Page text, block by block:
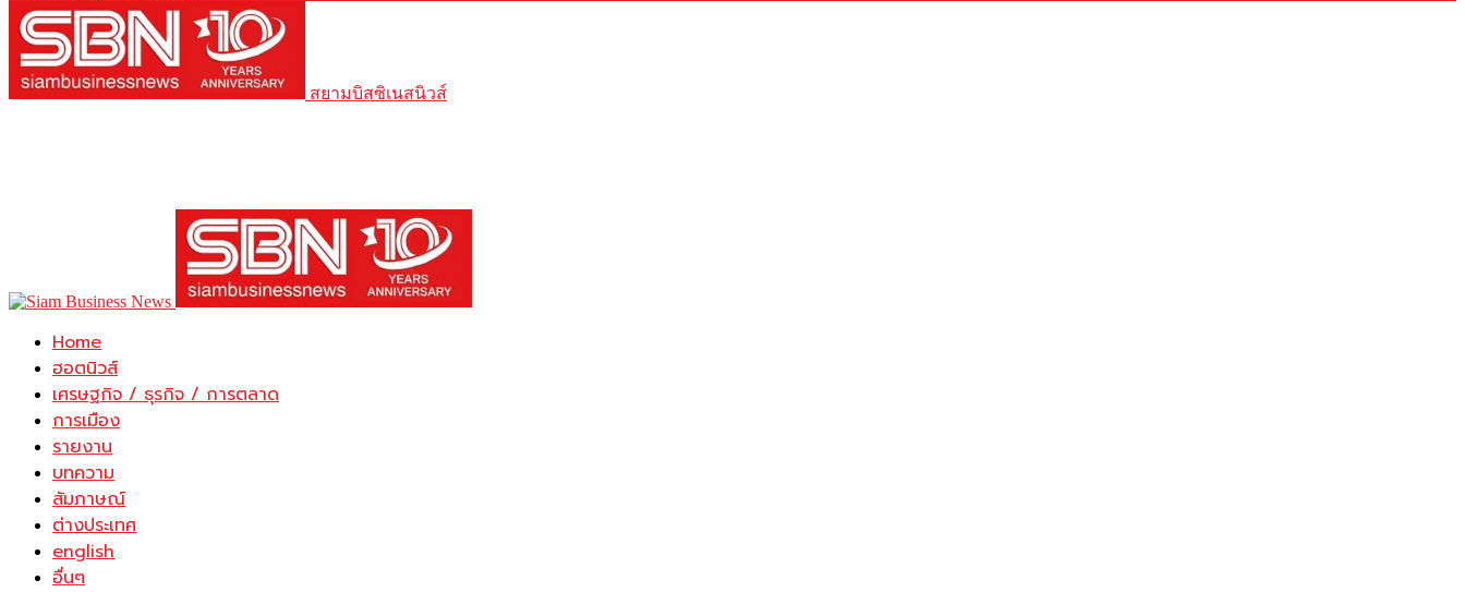
สยามบิสซิเนสนิวส์
Home
ฮอตนิวส์
เศรษฐกิจ / ธุรกิจ / การตลาด
การเมือง
รายงาน
บทความ
สัมภาษณ์
ต่างประเทศ
english
อื่นๆ